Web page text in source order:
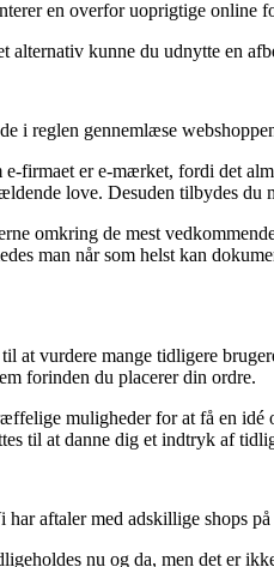
en overfor uoprigtige online
kunne du udnytte en
i reglen gennemlæse
firmaet er e-mærket, fordi det
love. Desuden tilbydes
omkring de mest
man når som helst kan
at vurdere mange tidligere
forinden du placerer din ordre.
muligheder for at få en
til at danne dig et indtryk af
har aftaler med adskillige shops
nu og da, men det er